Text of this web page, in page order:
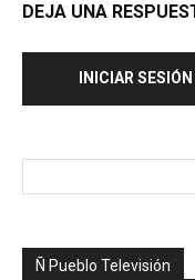
DEJA UNA
INICIAR
Ñ Pueblo Televisión